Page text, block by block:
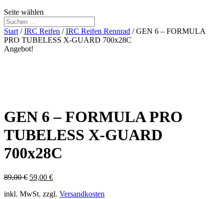
Seite wählen
Start /IRC Reifen /IRC Reifen Rennrad / GEN 6 – FORMULA
PRO TUBELESS X-GUARD 700x28C
Angebot!
GEN 6 – FORMULA PRO
TUBELESS X-GUARD
700x28C
89,00€ Ursprünglicher
war:
59,00 €Aktueller
ist:
inkl. MwSt. zzgl. Versandkosten